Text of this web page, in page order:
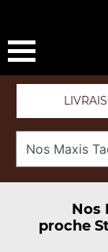
Nos
proche